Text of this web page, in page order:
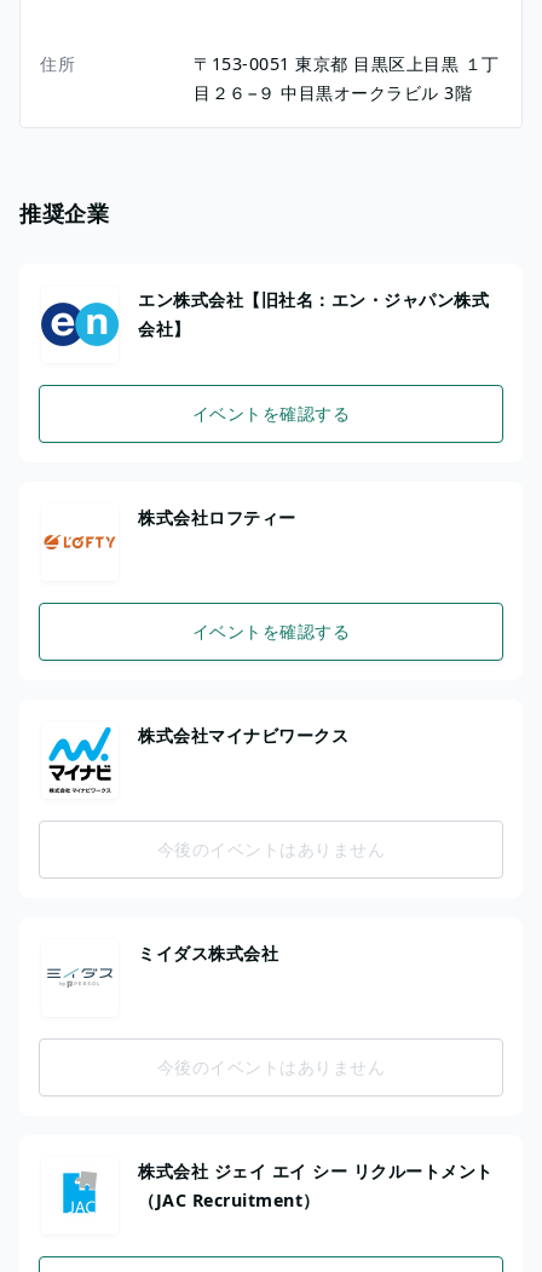
住所 〒153-0051東京都 目黒区上目黒 １丁
目２６−９中目黒オークラビル 3階
推奨企業
エン株式会社【旧社名：エン・ジャパン株式
会社】
イベントを確認する
株式会社ロフティー
イベントを確認する
株式会社マイナビワークス
今後のイベントはありません
ミイダス株式会社
今後のイベントはありません
株式会社 ジェイ エイ シー リクルートメント
（JAC Recruitment）